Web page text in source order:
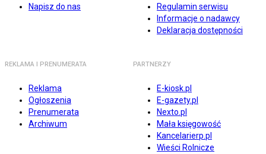
Napisz do nas
Regulamin serwisu
Informacje o nadawcy
Deklaracja dostępności
REKLAMA I PRENUMERATA
Reklama
Ogłoszenia
Prenumerata
Archiwum
PARTNERZY
E-kiosk.pl
E-gazety.pl
Nexto.pl
Mała księgowość
Kancelarierp.pl
Wieści Rolnicze